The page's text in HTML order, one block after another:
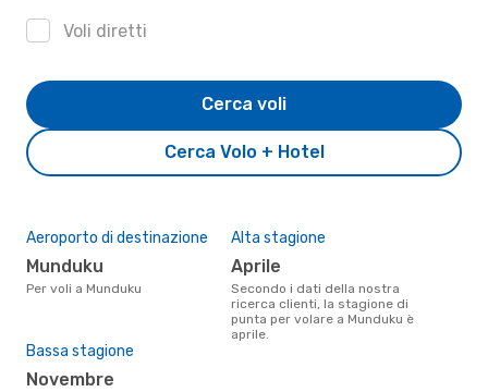
Voli diretti
Cerca Volo + Hotel
Cerca voli
Aeroporto di destinazione
Munduku
Per voli a Munduku
Alta stagione
aprile
Secondo i dati della nostra
ricerca clienti, la stagione di
punta per volare a Munduku è
aprile.
Bassa stagione
novembre